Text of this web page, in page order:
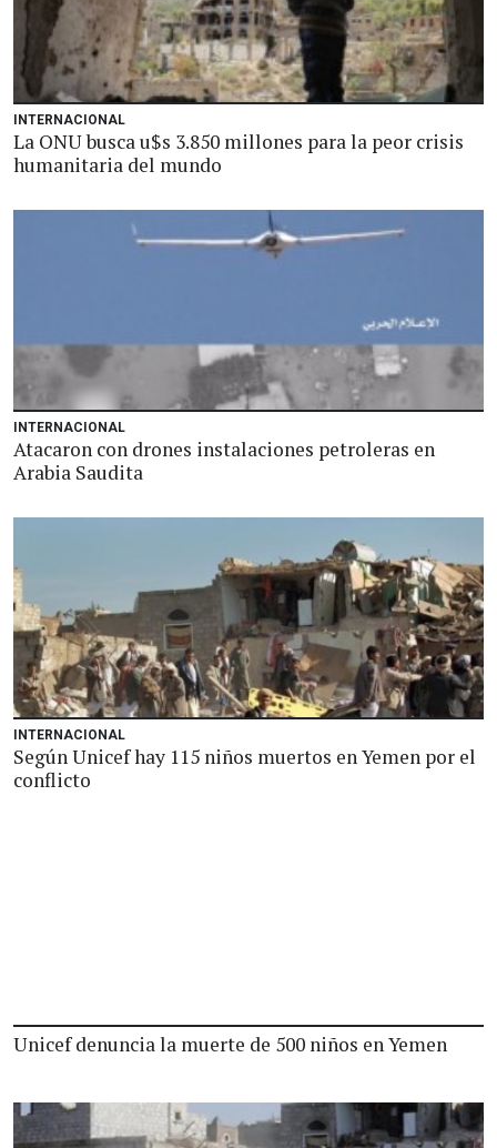
INTERNACIONAL
La ONU busca u$s 3.850 millones para la peor crisis
humanitaria del mundo
INTERNACIONAL
Atacaron con drones instalaciones petroleras en
Arabia Saudita
INTERNACIONAL
Según Unicef hay 115 niños muertos en Yemen por el
conflicto
Unicef denuncia la muerte de 500 niños en Yemen